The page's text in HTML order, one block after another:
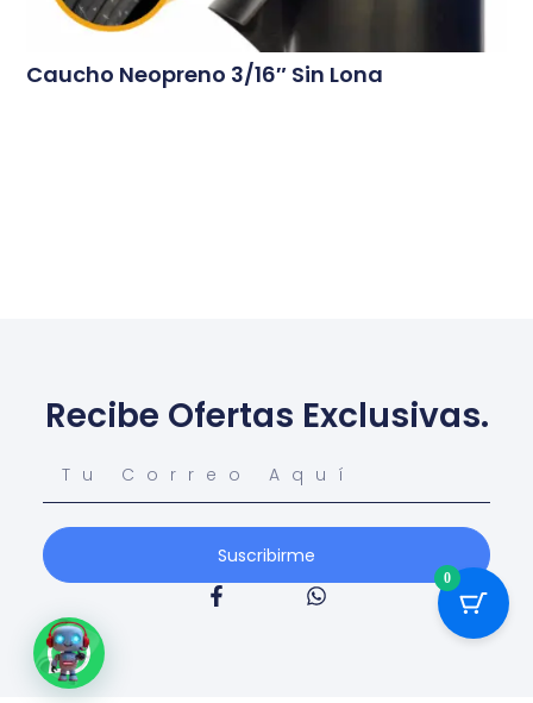
Caucho Neopreno 3/16″ Sin Lona
Recibe Ofertas Exclusivas.
Suscribirme
0